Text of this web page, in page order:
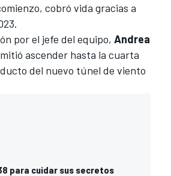
cobró vida gracias a
por el jefe del equipo, Andrea
ascender hasta la cuarta
del nuevo túnel de viento
para cuidar sus secretos